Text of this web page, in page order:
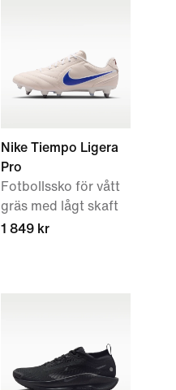
Nike Tiempo Ligera
Pro
Fotbollssko för vått
gräs med lågt skaft
1 849 kr